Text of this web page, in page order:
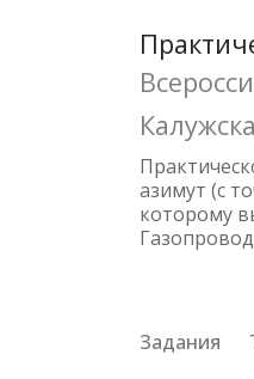
азимут (с
которому
Задания